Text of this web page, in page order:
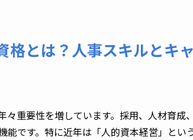
格とは？人事スキルとキ
々重要性を増しています。採用、人材育成
能です。特に近年は「人的資本経営」とい